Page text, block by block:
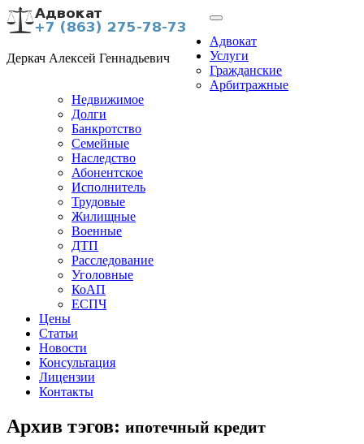
Деркач Алексей Геннадьевич
Адвокат
Услуги
Гражданские
Арбитражные
Недвижимое
Долги
Банкротство
Семейные
Наследство
Абонентское
Исполнитель
Трудовые
Жилищные
Военные
ДТП
Расследование
Уголовные
КоАП
ЕСПЧ
Цены
Статьи
Новости
Консультация
Лицензии
Контакты
Архив тэгов: ипотечный кредит